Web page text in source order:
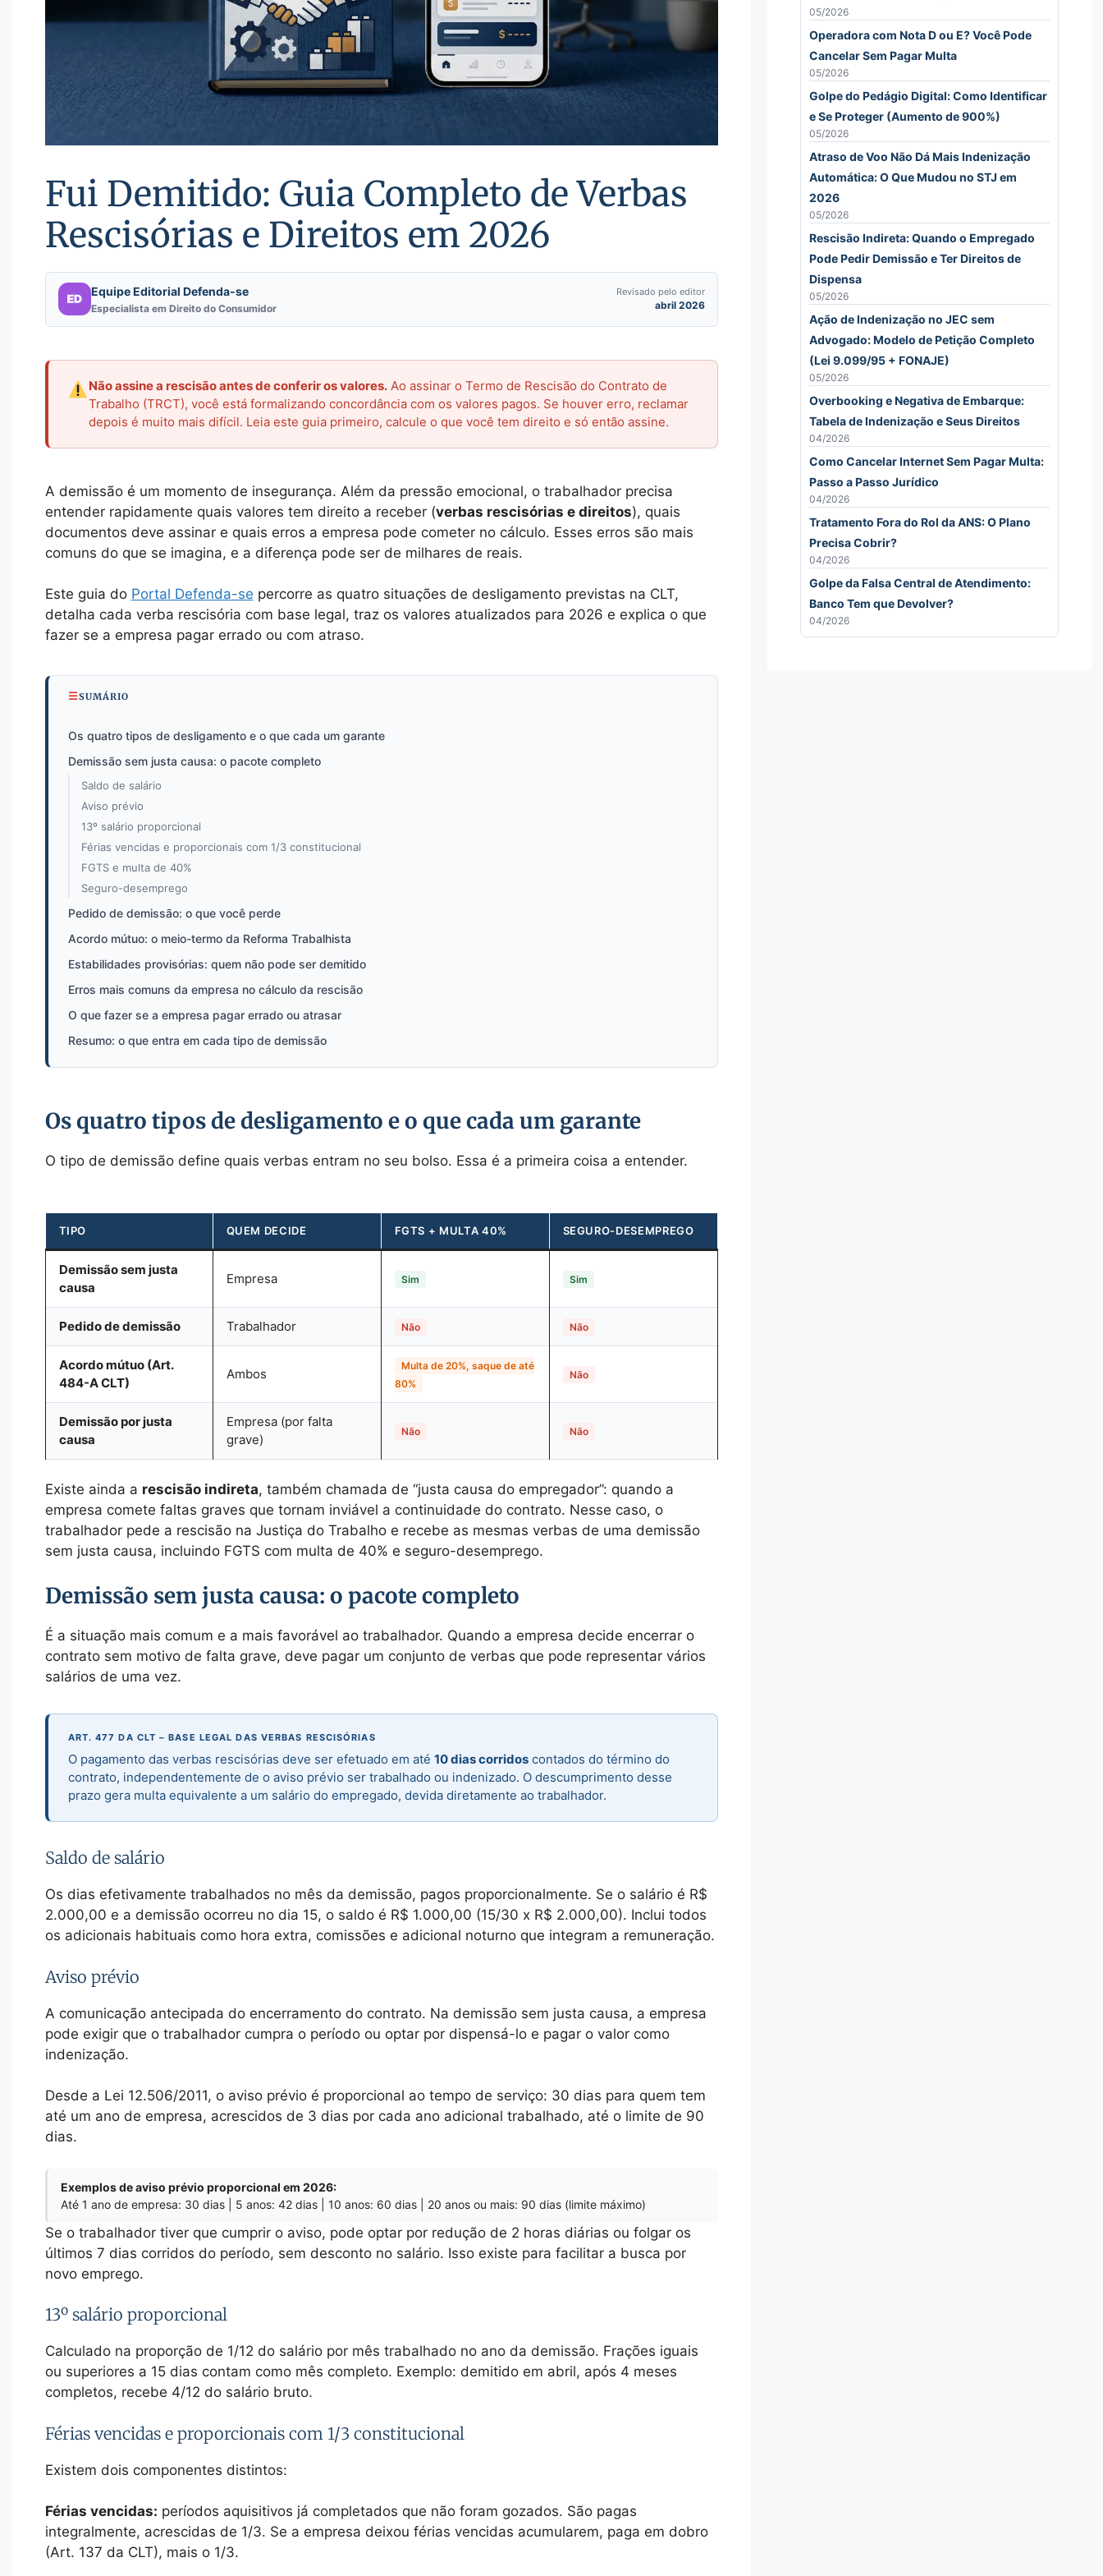
Fui Demitido: Guia Completo de Verbas
Rescisórias e Direitos em 2026
Equipe Editorial Defenda-se
Especialista em Direito do Consumidor
Revisado pelo editor
abril 2026
Não assine a rescisão antes de conferir os valores.Ao assinar o Termo de Rescisão do Contrato de
Trabalho (TRCT), você está formalizando concordância com os valores pagos. Se houver erro, reclamar
depois é muito mais difícil. Leia este guia primeiro, calcule o que você tem direito e só então assine.
A demissão é um momento de insegurança. Além da pressão emocional, o trabalhador precisa
entender rapidamente quais valores tem direito a receber (verbas rescisórias e direitos), quais
documentos deve assinar e quais erros a empresa pode cometer no cálculo. Esses erros são mais
comuns do que se imagina, e a diferença pode ser de milhares de reais.
Este guia do Portal Defenda-se percorre as quatro situações de desligamento previstas na CLT,
detalha cada verba rescisória com base legal, traz os valores atualizados para 2026 e explica o que
fazer se a empresa pagar errado ou com atraso.
SUMÁRIO
Os quatro tipos de desligamento e o que cada um garante
Demissão sem justa causa: o pacote completo
Saldo de salário
Aviso prévio
13º salário proporcional
Férias vencidas e proporcionais com 1/3 constitucional
FGTS e multa de 40%
Seguro-desemprego
Pedido de demissão: o que você perde
Acordo mútuo: o meio-termo da Reforma Trabalhista
Estabilidades provisórias: quem não pode ser demitido
Erros mais comuns da empresa no cálculo da rescisão
O que fazer se a empresa pagar errado ou atrasar
Resumo: o que entra em cada tipo de demissão
Os quatro tipos de desligamento e o que cada um garante
O tipo de demissão define quais verbas entram no seu bolso. Essa é a primeira coisa a entender.
TIPO QUEM DECIDE FGTS + MULTA 40% SEGURO-DESEMPREGO
Demissão sem justa
causa
Empresa Sim Sim
Pedido de demissão Trabalhador Não Não
Acordo mútuo (Art.
484-A CLT)
Ambos
Multa de 20%, saque de até
80%
Não
Demissão por justa
causa
Empresa (por falta
grave)
Não Não
Existe ainda a rescisão indireta, também chamada de “justa causa do empregador”: quando a
empresa comete faltas graves que tornam inviável a continuidade do contrato. Nesse caso, o
trabalhador pede a rescisão na Justiça do Trabalho e recebe as mesmas verbas de uma demissão
sem justa causa, incluindo FGTS com multa de 40% e seguro-desemprego.
Demissão sem justa causa: o pacote completo
É a situação mais comum e a mais favorável ao trabalhador. Quando a empresa decide encerrar o
contrato sem motivo de falta grave, deve pagar um conjunto de verbas que pode representar vários
salários de uma vez.
ART. 477 DA CLT – BASE LEGAL DAS VERBAS RESCISÓRIAS
O pagamento das verbas rescisórias deve ser efetuado em até 10 dias corridoscontados do término do
contrato, independentemente de o aviso prévio ser trabalhado ou indenizado. O descumprimento desse
prazo gera multa equivalente a um salário do empregado, devida diretamente ao trabalhador.
Saldo de salário
Os dias efetivamente trabalhados no mês da demissão, pagos proporcionalmente. Se o salário é R$
2.000,00 e a demissão ocorreu no dia 15, o saldo é R$ 1.000,00 (15/30 x R$ 2.000,00). Inclui todos
os adicionais habituais como hora extra, comissões e adicional noturno que integram a remuneração.
Aviso prévio
A comunicação antecipada do encerramento do contrato. Na demissão sem justa causa, a empresa
pode exigir que o trabalhador cumpra o período ou optar por dispensá-lo e pagar o valor como
indenização.
Desde a Lei 12.506/2011, o aviso prévio é proporcional ao tempo de serviço: 30 dias para quem tem
até um ano de empresa, acrescidos de 3 dias por cada ano adicional trabalhado, até o limite de 90
dias.
Exemplos de aviso prévio proporcional em 2026:
Até 1 ano de empresa: 30 dias | 5 anos: 42 dias | 10 anos: 60 dias | 20 anos ou mais: 90 dias (limite máximo)
Se o trabalhador tiver que cumprir o aviso, pode optar por redução de 2 horas diárias ou folgar os
últimos 7 dias corridos do período, sem desconto no salário. Isso existe para facilitar a busca por
novo emprego.
13º salário proporcional
Calculado na proporção de 1/12 do salário por mês trabalhado no ano da demissão. Frações iguais
ou superiores a 15 dias contam como mês completo. Exemplo: demitido em abril, após 4 meses
completos, recebe 4/12 do salário bruto.
Férias vencidas e proporcionais com 1/3 constitucional
Existem dois componentes distintos:
Férias vencidas: períodos aquisitivos já completados que não foram gozados. São pagas
integralmente, acrescidas de 1/3. Se a empresa deixou férias vencidas acumularem, paga em dobro
(Art. 137 da CLT), mais o 1/3.
05/2026
Operadora com Nota D ou E? Você Pode
Cancelar Sem Pagar Multa
05/2026
Golpe do Pedágio Digital: Como Identificar
e Se Proteger (Aumento de 900%)
05/2026
Atraso de Voo Não Dá Mais Indenização
Automática: O Que Mudou no STJ em
2026
05/2026
Rescisão Indireta: Quando o Empregado
Pode Pedir Demissão e Ter Direitos de
Dispensa
05/2026
Ação de Indenização no JEC sem
Advogado: Modelo de Petição Completo
(Lei 9.099/95 + FONAJE)
05/2026
Overbooking e Negativa de Embarque:
Tabela de Indenização e Seus Direitos
04/2026
Como Cancelar Internet Sem Pagar Multa:
Passo a Passo Jurídico
04/2026
Tratamento Fora do Rol da ANS: O Plano
Precisa Cobrir?
04/2026
Golpe da Falsa Central de Atendimento:
Banco Tem que Devolver?
04/2026